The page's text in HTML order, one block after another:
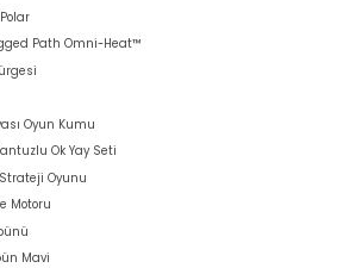
Path Omni-Heat™
Oyun Kumu
Ok Yay Seti
Oyunu
Motoru
Mavi